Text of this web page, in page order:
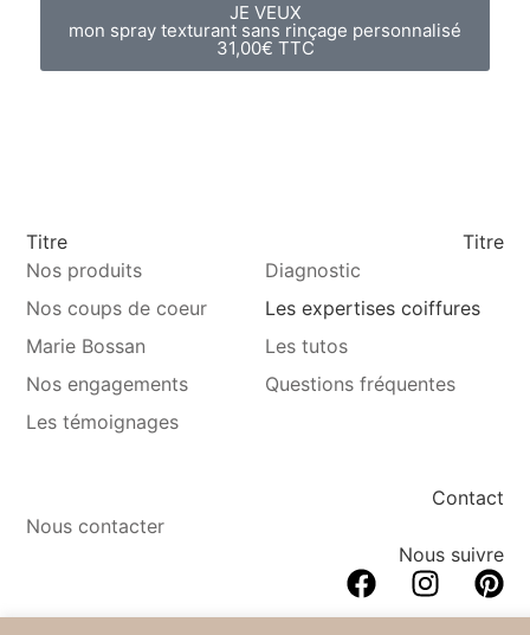
JE VEUX
mon spray texturant sans rinçage personnalisé
31,00€ TTC
Titre
Nos produits
Nos coups de coeur
Marie Bossan
Nos engagements
Les témoignages
Titre
Diagnostic
Les expertises coiffures
Les tutos
Questions fréquentes
Contact
Nous contacter
Nous suivre